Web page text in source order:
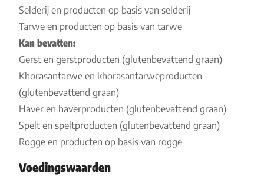
Selderij en producten op basis van selderij
Tarwe en producten op basis van tarwe
Kan bevatten:
Gerst en gerstproducten (glutenbevattend graan)
Khorasantarwe en khorasantarweproducten
(glutenbevattend graan)
Haver en haverproducten (glutenbevattend graan)
Spelt en speltproducten (glutenbevattend graan)
Rogge en producten op basis van rogge
Voedingswaarden